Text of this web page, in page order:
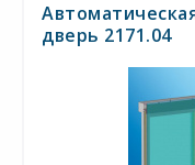
дверь 2171.04